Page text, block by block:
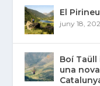
El
juny 18,
Boí Taüll
una